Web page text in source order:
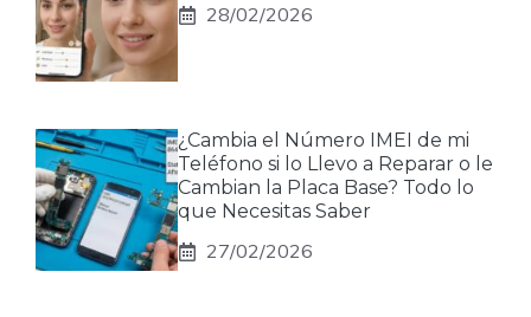
28/02/2026
¿Cambia el Número IMEI de mi
Teléfono si lo Llevo a Reparar o le
Cambian la Placa Base? Todo lo
que Necesitas Saber
27/02/2026